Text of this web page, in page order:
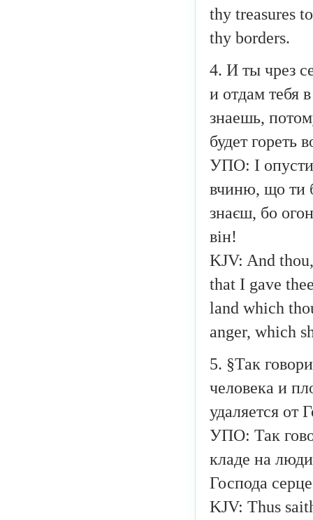
thy treasures
thy borders.
4. И ты чрез
и отдам тебя
знаешь,
будет гореть
УПО: І
вчиню, що ти
знаєш, бо
він!
KJV: And
that I gave
land which
anger, which
5. §Так
человека и
удаляется от
УПО: Так
кладе на
Господа
KJV: Thus